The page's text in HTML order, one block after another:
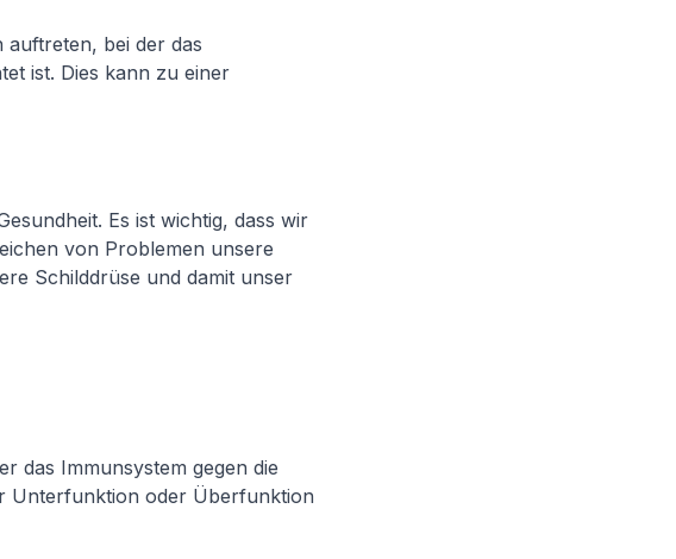
auftreten, bei der das
ist. Dies kann zu einer
Es ist wichtig, dass wir
von Problemen unsere
Schilddrüse und damit unser
das Immunsystem gegen die
Unterfunktion oder Überfunktion